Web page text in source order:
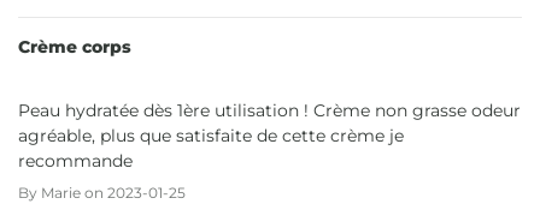
Crème corps
Peau hydratée dès 1ère utilisation ! Crème non grasse odeur
agréable, plus que satisfaite de cette crème je
recommande
By Marie on 2023-01-25